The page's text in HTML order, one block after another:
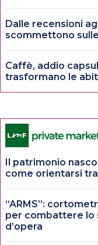
Dalle recensioni
scommettono
Caffè, addio
trasformano le
Il patrimonio
come orientarsi
“ARMS”:
per combattere lo
d’opera